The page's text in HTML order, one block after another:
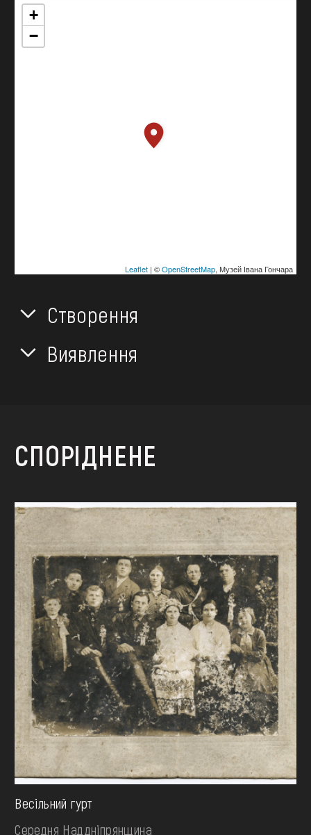
+
−
Leaflet| ©OpenStreetMap, Музей Івана Гончара
Створення
Виявлення
СПОРІДНЕНЕ
Весільний гурт
Середня Наддніпрянщина